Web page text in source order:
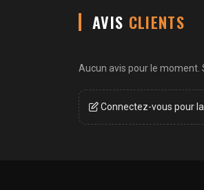
AVIS CLIENTS
Aucun avis pour le moment.
Connectez-vous pour